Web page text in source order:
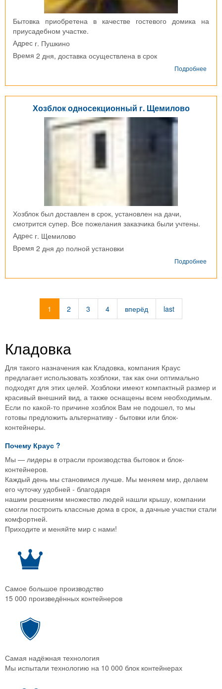
Бытовка приобретена в качестве гостевого домика на
приусадебном участке.
Адрес г. Пушкино
Время 2 дня, доставка осуществлена в срок
Подробнее
Хозблок односекционный г. Щемилово
Хозблок был доставлен в срок, установлен на дачи,
смотрится супер. Все пожелания заказчика были учтены.
Адрес г. Щемилово
Время 2 дня до полной установки
Подробнее
1 2 3 4 вперёд last
Кладовка
Для такого назначения как Кладовка, компания Краус
предлагает использовать хозблоки, так как они оптимально
подходят для этих целей. Хозблоки имеют компактный размер и
красивый внешний вид, а также оснащены всем необходимым.
Если по какой-то причине хозблок Вам не подошел, то мы
готовы предложить альтернативу - бытовки или блок-
контейнеры.
Почему Краус ?
Мы — лидеры в отрасли производства бытовок и блок-
контейнеров.
Каждый день мы становимся лучше. Мы меняем мир, делаем
его чуточку удобней - благодаря
нашим решениям множество людей нашли крышу, компании
смогли построить классные дома в срок, а дачные участки стали
комфортней.
Приходите и меняйте мир с нами!
Самое большое производство
15 000 произведённых контейнеров
Самая надёжная технология
Мы испытали технологию на 10 000 блок контейнерах